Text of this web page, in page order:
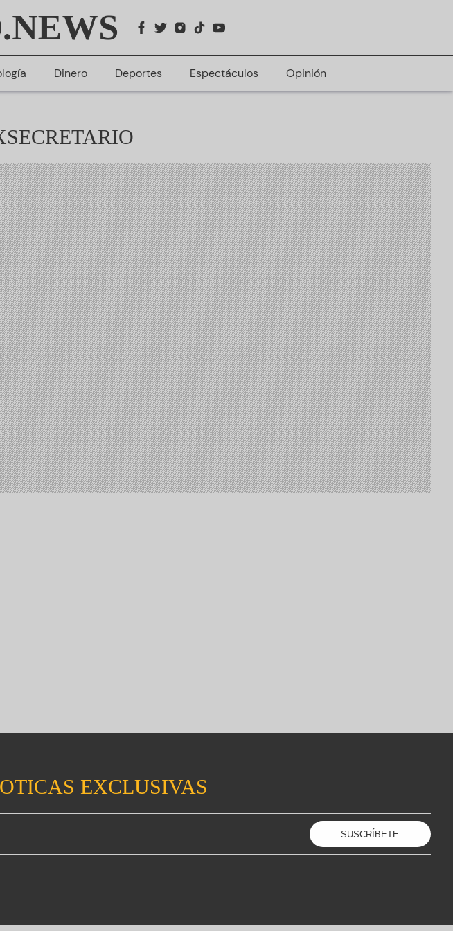
Dinero Deportes Espectáculos Opinión
EXCLUSIVAS